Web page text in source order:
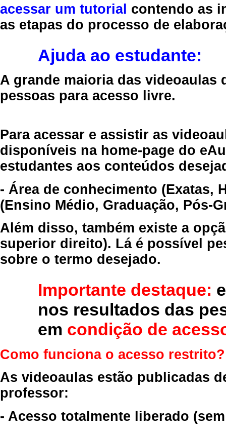
acessar um tutorial contendo as
as etapas do processo de
Ajuda ao estudante:
A grande maioria das videoaulas
pessoas para acesso livre.
Para acessar e assistir as
disponíveis na home-page do
estudantes aos conteúdos
- Área de conhecimento (Exatas,
(Ensino Médio, Graduação, Pós-
Além disso, também existe a
superior direito). Lá é possível
sobre o termo desejado.
Importante destaque:
nos resultados das
em condição de
Como funciona o acesso restrito?
As videoaulas estão publicadas
professor:
- Acesso totalmente liberado